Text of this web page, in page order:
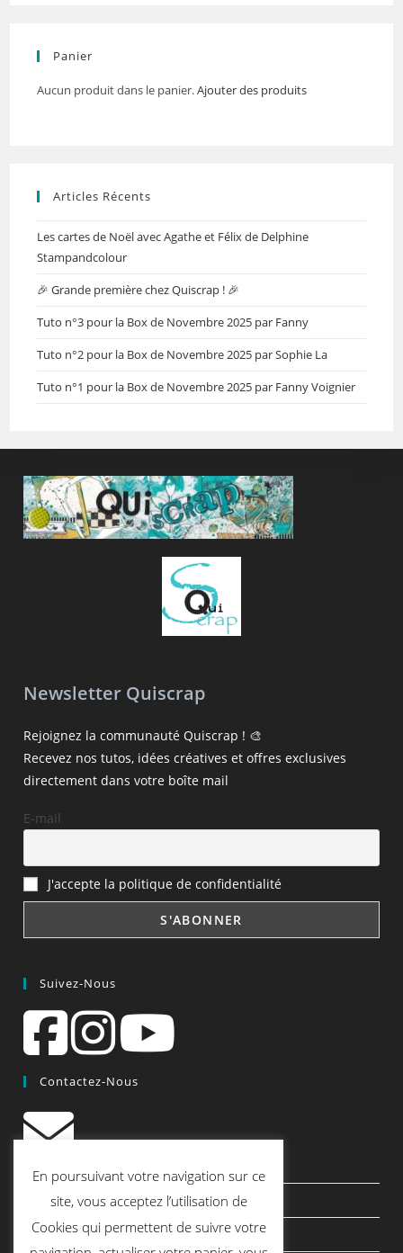
Panier
Aucun produit dans le panier.Ajouter des produits
Articles Récents
Les cartes de Noël avec Agathe et Félix de Delphine
Stampandcolour
🎉 Grande première chez Quiscrap ! 🎉
Tuto n°3 pour la Box de Novembre 2025 par Fanny
Tuto n°2 pour la Box de Novembre 2025 par Sophie La
Tuto n°1 pour la Box de Novembre 2025 par Fanny Voignier
Newsletter Quiscrap
Rejoignez la communauté Quiscrap ! 🎨
Recevez nos tutos, idées créatives et offres exclusives
directement dans votre boîte mail
E-mail
J'accepte la politique de confidentialité
Suivez-Nous
Contactez-Nous
contact@quiscrap.fr
Les Fiches Techniques et les Tutos
Le Blog
En poursuivant votre navigation sur ce
site, vous acceptez l’utilisation de
Cookies qui permettent de suivre votre